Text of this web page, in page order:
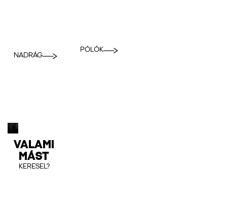
NADRÁG
PÓLÓK
VALAMI
MÁST
KERESEL?